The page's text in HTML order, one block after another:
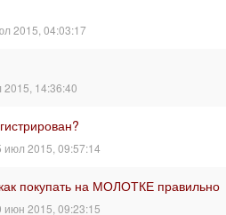
2015, 04:03:17
14:36:40
июл 2015, 09:57:14
покупать на МОЛОТКЕ правильно
июн 2015, 09:23:15